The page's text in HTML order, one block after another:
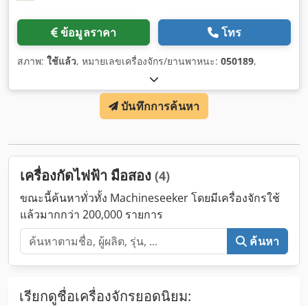
ข้อมูลราคา โทร
สภาพ: ใช้แล้ว, หมายเลขเครื่องจักร/ยานพาหนะ: 050189,
บันทึกการค้นหา
เครื่องกัดไฟฟ้า มือสอง (4)
ขณะนี้ค้นหาทั่วทั้ง Machineseeker โดยมีเครื่องจักรใช้
แล้วมากกว่า 200,000 รายการ
ค้นหา
เรียกดูชื่อเครื่องจักรยอดนิยม: